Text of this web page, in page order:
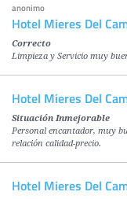
anonimo
Hotel Mieres Del
Correcto
Limpieza y Servicio muy
Hotel Mieres Del
Situación Inmejorable
Personal encantador, muy
relación calidad-precio.
Hotel Mieres Del